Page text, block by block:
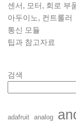
센서, 모터, 회로 부
아두이노, 컨트롤러
통신 모듈
팁과 참고자료
검색
adafruit analog